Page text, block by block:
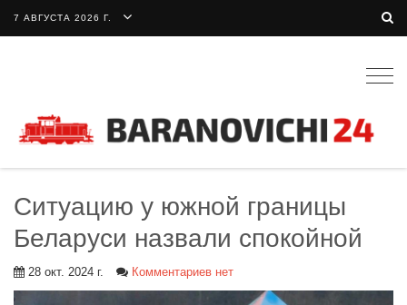
7 АВГУСТА 2026 Г.
Ситуацию у южной границы
Беларуси назвали спокойной
28 окт. 2024 г. Комментариев нет